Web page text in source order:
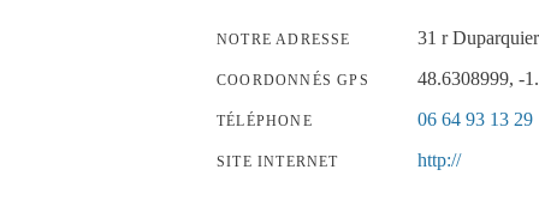
NOTRE ADRESSE 31 r
COORDONNÉS GPS 48.6308999, -
TÉLÉPHONE 06 64 93 13 29
SITE INTERNET http://